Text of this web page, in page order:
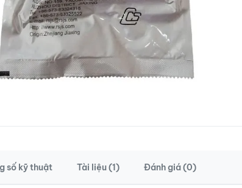
số kỹ thuật Tài liệu (1) Đánh giá (0)